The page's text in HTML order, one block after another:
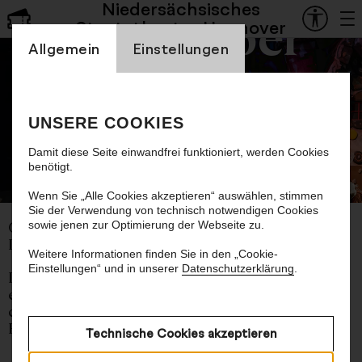
Einstellung Cookienbanner
Allgemein
Einstellungen
UNSERE COOKIES
Damit diese Seite einwandfrei funktioniert, werden Cookies
benötigt.
Wenn Sie „Alle Cookies akzeptieren“ auswählen, stimmen
Sie der Verwendung von technisch notwendigen Cookies
sowie jenen zur Optimierung der Webseite zu.
Weitere Informationen finden Sie in den „Cookie-
Einstellungen“ und in unserer Datenschutzerklärung
Technische Cookies akzeptieren
Niedersächsisches
Staatstheater Hannover
Staatsoper
Hänsel und Gretel
Oper von Engelbert Humperdinck
Libretto von Adelheid Wette
In deutscher Sprache mit deutschen und
englischen Übertiteln
ca. 2 Stunden 5 Minuten, eine Pause
Empfohlen ab 8 Jahren